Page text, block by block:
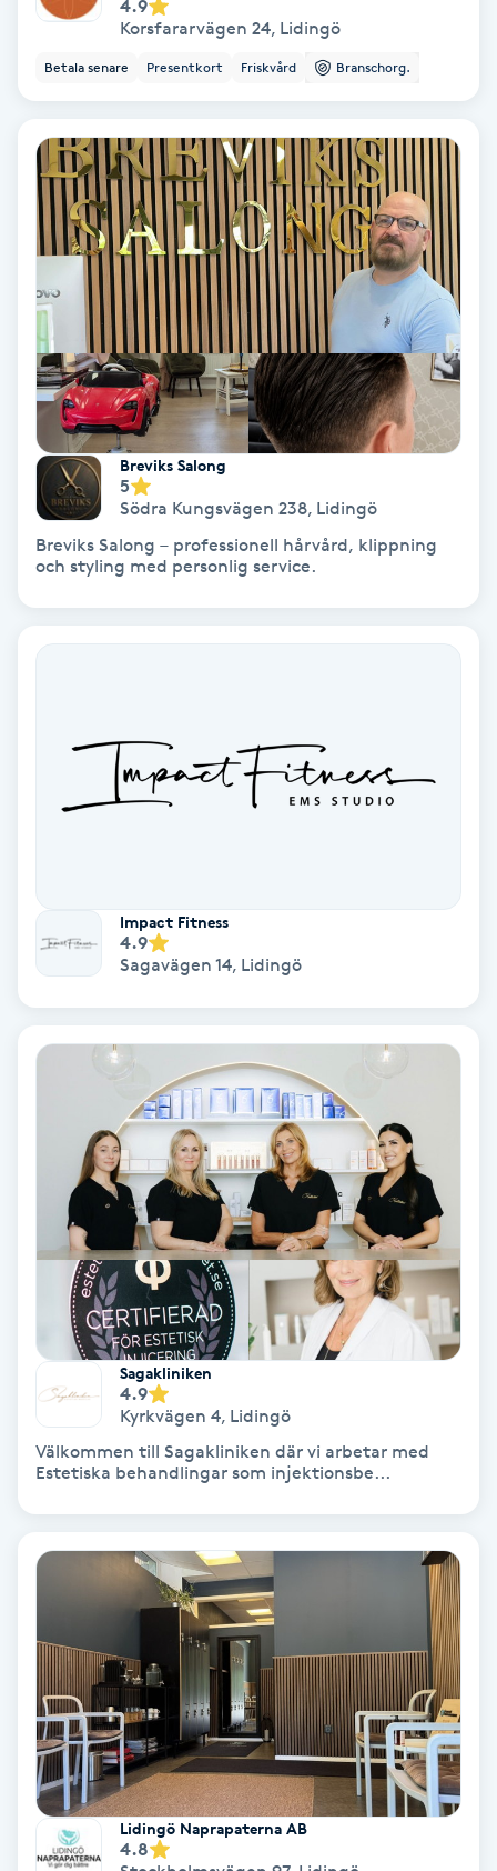
Fransförlängning Volym
Fransrengöring
Frekvensterapi
Friskvård
Friskvårdsmassage
Frisör
Funktionsanalys
Färgning
Gelenaglar
Gellack
Gravidmassage
Gruppträning
Gua Sha-massage
Hatha Yoga
Headspa
Healing
Herrklippning
HIFU
Hollywood Peel
Hot Stone Massage
Hot yoga
Hudföryngring
Huduppstramning
Hudvård
4.9
Korsfararvägen 24, Lidingö
Betala senare Presentkort Friskvård Branschorg.
Breviks Salong
5
Södra Kungsvägen 238, Lidingö
Breviks Salong – professionell hårvård, klippning
och styling med personlig service.
Impact Fitness
4.9
Sagavägen 14, Lidingö
Sagakliniken
4.9
Kyrkvägen 4, Lidingö
Välkommen till Sagakliniken där vi arbetar med
Estetiska behandlingar som injektionsbe...
Lidingö Naprapaterna AB
4.8